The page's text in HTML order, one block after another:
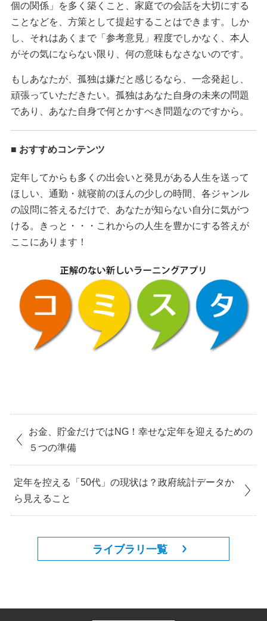
個の関係」を多く築くこと、家庭での会話を大切にする
ことなどを、方策として提起することはできます。しか
し、それはあくまで「参考意見」程度でしかなく、本人
がその気にならない限り、何の意味もなさないのです。
もしあなたが、孤独は嫌だと感じるなら、一念発起し、
頑張っていただきたい。孤独はあなた自身の未来の問題
であり、あなた自身で何とかすべき問題なのですから。
■ おすすめコンテンツ
定年してからも多くの出会いと発見がある人生を送って
ほしい、通勤・就寝前のほんの少しの時間、各ジャンル
の設問に答えるだけで、あなたが知らない自分に気がつ
ける。きっと・・・これからの人生を豊かにする答えが
ここにあります！
お金、貯金だけではNG！幸せな定年を迎えるための
５つの準備
定年を控える「50代」の現状は？政府統計データか
ら見えること
ライブラリ一覧